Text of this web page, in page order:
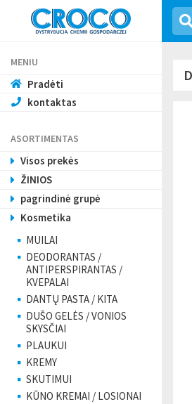
MENIU
Pradėti
kontaktas
ASORTIMENTAS
Visos prekės
ŽINIOS
pagrindinė grupė
Kosmetika
MUILAI
DEODORANTAS /
ANTIPERSPIRANTAS /
KVEPALAI
DANTŲ PASTA / KITA
DUŠO GELĖS / VONIOS
SKYSČIAI
PLAUKUI
KREMY
SKUTIMUI
KŪNO KREMAI / LOSIONAI